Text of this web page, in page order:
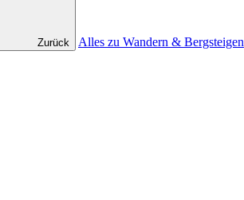
Zurück
Alles zu Wandern & Bergsteigen